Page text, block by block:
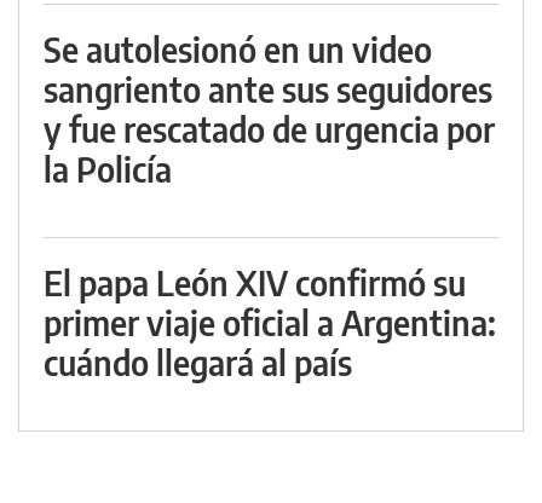
Se autolesionó en un video
sangriento ante sus seguidores
y fue rescatado de urgencia por
la Policía
El papa León XIV confirmó su
primer viaje oficial a Argentina:
cuándo llegará al país